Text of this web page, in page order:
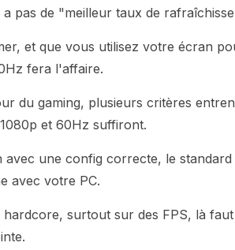
pas de "meilleur taux de
et que vous utilisez votre écran
fera l'affaire.
du gaming, plusieurs critères
et 60Hz suffiront.
avec une config correcte, le
avec votre PC.
hardcore, surtout sur des FPS, là